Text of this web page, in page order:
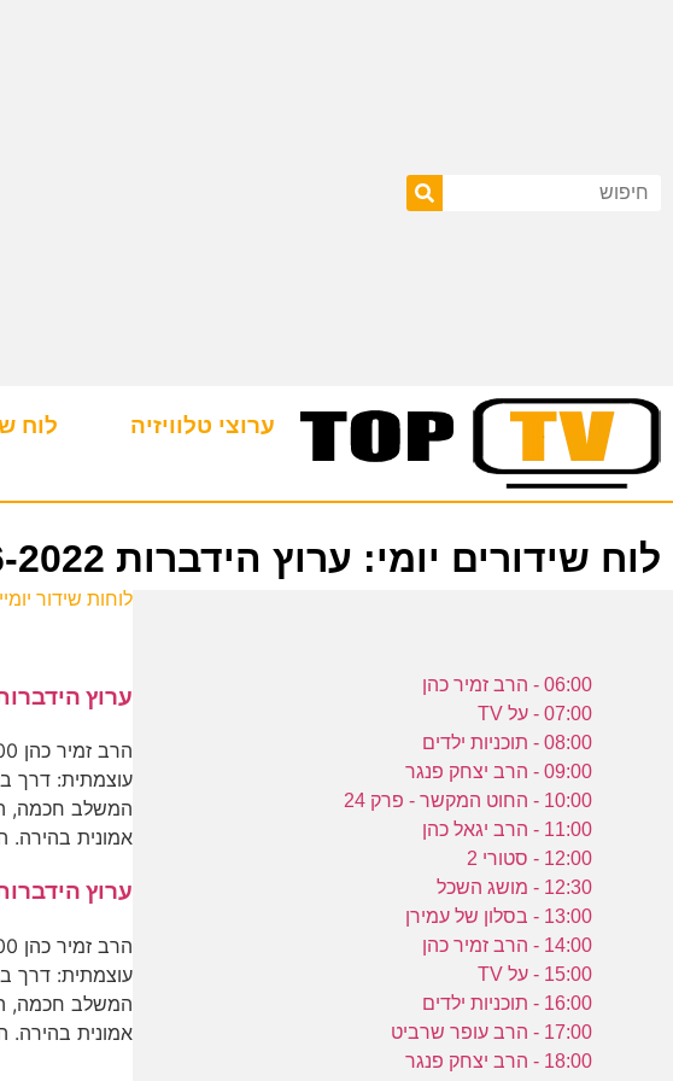
ערוצי טלוויזיה לוח
לוח שידורים יומי: ערוץ הידברות 29-06-2022
06:00 - הרב זמיר כהן
07:00 - על TV
08:00 - תוכניות ילדים
09:00 - הרב יצחק פנגר
10:00 - החוט המקשר - פרק 24
11:00 - הרב יגאל כהן
12:00 - סטורי 2
12:30 - מושג השכל
13:00 - בסלון של עמירן
14:00 - הרב זמיר כהן
15:00 - על TV
16:00 - תוכניות ילדים
17:00 - הרב עופר שרביט
18:00 - הרב יצחק פנגר
לוחות שידור
ערוץ הידברות 06-08-
עוצמתית: דרך
המשלב חכמה,
אמונית בהירה. הרב
ערוץ הידברות 05-08-
עוצמתית: דרך
המשלב חכמה,
אמונית בהירה. הרב